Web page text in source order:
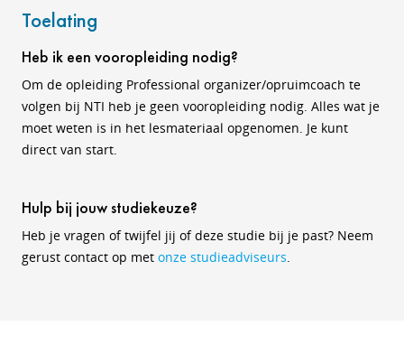
Toelating
Heb ik een vooropleiding nodig?
Om de opleiding Professional organizer/opruimcoach te
volgen bij NTI heb je geen vooropleiding nodig. Alles wat je
moet weten is in het lesmateriaal opgenomen. Je kunt
direct van start.
Hulp bij jouw studiekeuze?
Heb je vragen of twijfel jij of deze studie bij je past? Neem
gerust contact op met onze studieadviseurs.